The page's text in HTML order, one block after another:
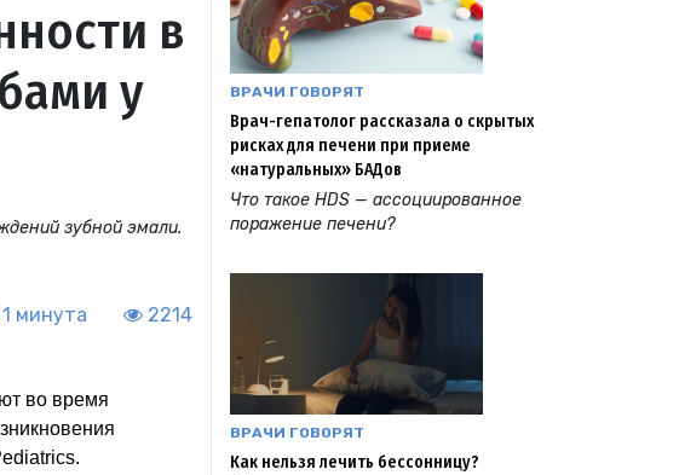
в
у
зубной эмали.
1 минута 2214
во время
ВРАЧИ ГОВОРЯТ
Врач-гепатолог рассказала о скрытых
рисках для печени при приеме
«натуральных» БАДов
Что такое HDS — ассоциированное
поражение печени?
ВРАЧИ ГОВОРЯТ
Как нельзя лечить бессонницу?